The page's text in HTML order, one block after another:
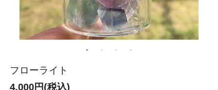
フローライト
4,000円(税込)